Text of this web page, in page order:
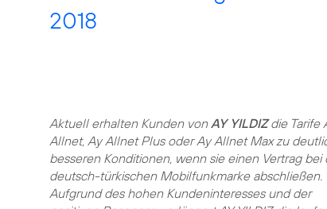
2018
Aktuell erhalten Kunden vonAY YILDIZdie Tarife
Allnet, Ay Allnet Plus oder Ay Allnet Max zu
besseren Konditionen, wenn sie einen Vertrag bei
deutsch-türkischen Mobilfunkmarke abschließen.
Aufgrund des hohen Kundeninteresses und der